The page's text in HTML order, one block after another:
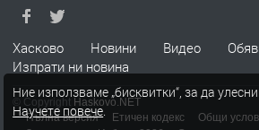
Любен
градската
Хасково Новини Видео
Изпрати ни новина
© Copyright Haskovo.NET
Пълна версия
Етичен кодекс Общи
Ние използваме „бисквитки“, за да
Научете повече.